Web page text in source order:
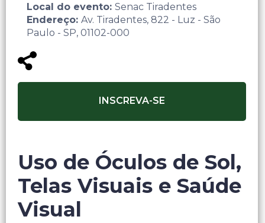
Local do evento: Senac Tiradentes
Endereço: Av. Tiradentes, 822 - Luz - São
Paulo - SP, 01102-000
INSCREVA-SE
Uso de Óculos de Sol,
Telas Visuais e Saúde
Visual ​ ​